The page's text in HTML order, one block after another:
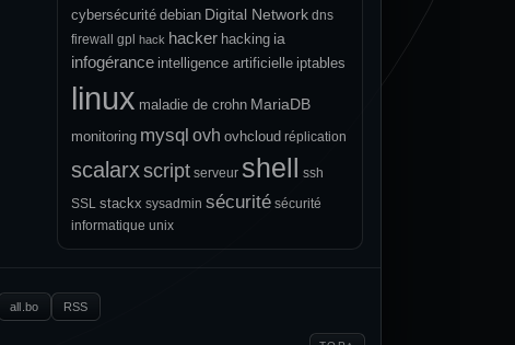
cybersécurité debian Digital Network dns
firewall
gpl hack hacker hacking ia
infogérance intelligence artificielle iptables
linux maladie de crohn MariaDB
monitoring mysql ovh ovhcloud réplication
scalarxscript serveur shell
ssh
SSL stackx sysadmin sécurité sécurité
informatique unix
all.bo
RSS